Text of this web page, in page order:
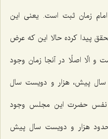
امام زمان ثبت است. یعنی این
پیدا كرده حالا این كه عرض
و الّا اصلًا در آنجا زمان وجود
سال پیش، هزار و دویست سال
نفس حضرت این مجلس وجود
هزار و دویست سال پیش